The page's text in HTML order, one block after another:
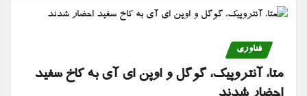
فناوری
متا، آنتروپیک، گوگل و اوپن ای آی به کاخ سفید